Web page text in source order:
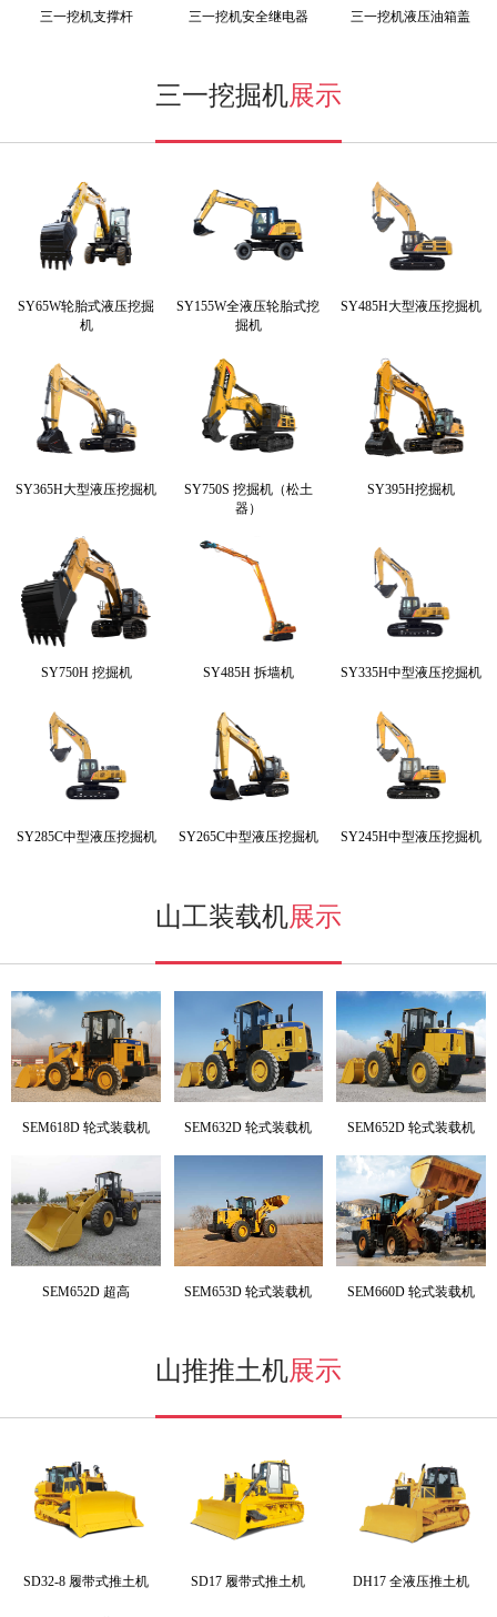
三一挖机支撑杆 三一挖机安全继电器 三一挖机液压油箱盖
三一挖掘机展示
SY65W轮胎式液压挖掘
机
SY155W全液压轮胎式挖
掘机
SY485H大型液压挖掘机
SY365H大型液压挖掘机
SY750S 挖掘机（松土
器）
SY395H挖掘机
SY750H 挖掘机 SY485H 拆墙机 SY335H中型液压挖掘机
SY285C中型液压挖掘机 SY265C中型液压挖掘机 SY245H中型液压挖掘机
山工装载机展示
SEM618D 轮式装载机 SEM632D 轮式装载机 SEM652D 轮式装载机
SEM652D 超高 SEM653D 轮式装载机 SEM660D 轮式装载机
山推推土机展示
SD32-8 履带式推土机 SD17 履带式推土机 DH17 全液压推土机